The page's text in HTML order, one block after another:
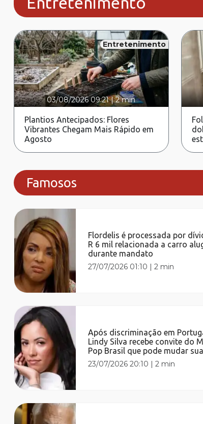
Entretenimento
03/08/2026 09:21|2 min
Plantios Antecipados: Flores
Vibrantes Chegam Mais Rápido em
Agosto
Famosos
Flordelis é processada por
R 6 mil relacionada a carro
durante mandato
27/07/2026 01:10 |2 min
Após discriminação em
Lindy Silva recebe convite do
Pop Brasil que pode mudar sua
23/07/2026 20:10 |2 min